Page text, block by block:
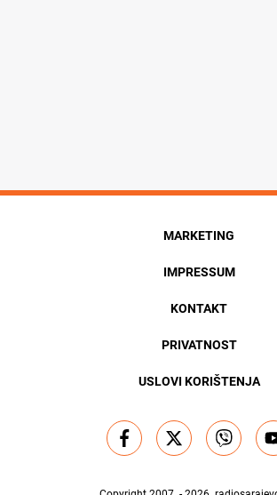
MARKETING
IMPRESSUM
KONTAKT
PRIVATNOST
USLOVI KORIŠTENJA